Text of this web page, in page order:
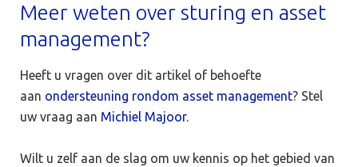
Meer weten over sturing en asset
management?
Heeft u vragen over dit artikel of behoefte
aan ondersteuning rondom asset management? Stel
uw vraag aan Michiel Majoor.
Wilt u zelf aan de slag om uw kennis op het gebied van